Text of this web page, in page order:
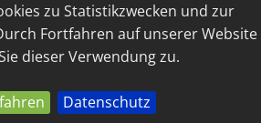
zu Statistikzwecken und zur
Fortfahren auf unserer Website
dieser Verwendung zu.
Datenschutz
LINKSAMMLUNG
KONTAKT
powered by webEdition CMS